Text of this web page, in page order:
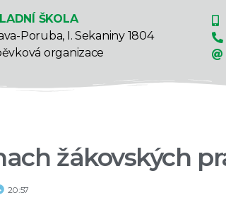
ŠKOLA
Poruba, I. Sekaniny 1804
organizace
žákovských
20:57